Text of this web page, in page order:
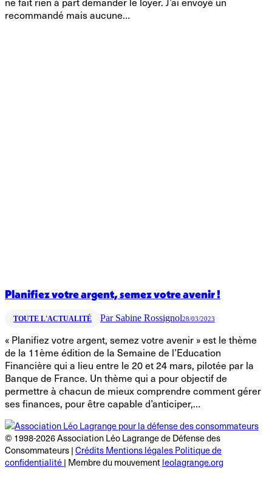
recommandé mais aucune…
Planifiez votre argent, semez votre avenir !
TOUTE L'ACTUALITÉ Par Sabine Rossignol28/03/2023
« Planifiez votre argent, semez votre avenir » est le thème
de la 11ème édition de la Semaine de l’Education
Financière qui a lieu entre le 20 et 24 mars, pilotée par la
Banque de France. Un thème qui a pour objectif de
permettre à chacun de mieux comprendre comment gérer
ses finances, pour être capable d’anticiper,…
© 1998-2026 Association Léo Lagrange de Défense des
Consommateurs | Crédits Mentions légales Politique de
confidentialité | Membre du mouvement leolagrange.org